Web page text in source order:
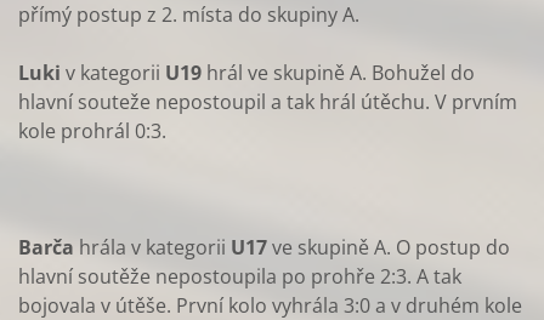
přímý postup z 2. místa do skupiny A.
Luki v kategorii U19 hrál ve skupině A. Bohužel do
hlavní souteže nepostoupil a tak hrál útěchu. V prvním
kole prohrál 0:3.
Barča hrála v kategorii U17ve skupině A. O postup do
hlavní soutěže nepostoupila po prohře 2:3. A tak
bojovala v útěše. První kolo vyhrála 3:0 a v druhém kole